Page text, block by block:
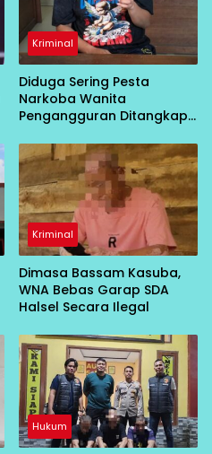
Kriminal
Diduga Sering Pesta
Narkoba Wanita
Pengangguran Ditangkap
Kriminal
Dimasa Bassam Kasuba,
WNA Bebas Garap SDA
Halsel Secara Ilegal
Hukum